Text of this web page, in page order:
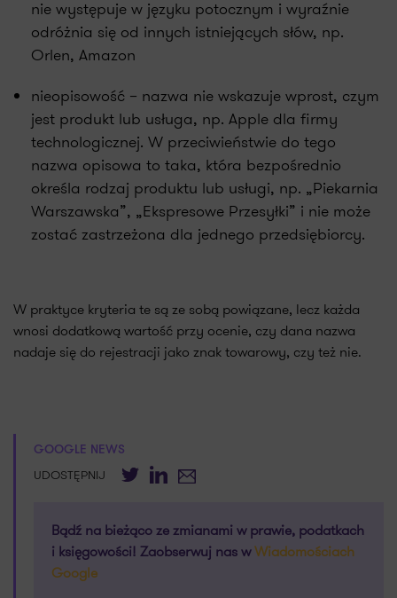
nie występuje w języku potocznym i wyraźnie
odróżnia się od innych istniejących słów, np.
Orlen, Amazon
nieopisowość – nazwa nie wskazuje wprost, czym
jest produkt lub usługa, np. Apple dla firmy
technologicznej. W przeciwieństwie do tego
nazwa opisowa to taka, która bezpośrednio
określa rodzaj produktu lub usługi, np. „Piekarnia
Warszawska”, „Ekspresowe Przesyłki” i nie może
zostać zastrzeżona dla jednego przedsiębiorcy.
W praktyce kryteria te są ze sobą powiązane, lecz każda
wnosi dodatkową wartość przy ocenie, czy dana nazwa
nadaje się do rejestracji jako znak towarowy, czy też nie.
GOOGLE NEWS
UDOSTĘPNIJ TwitterLinkedIn
E-mail
Bądź na bieżąco ze zmianami w prawie, podatkach
i księgowości! Zaobserwuj nas wWiadomościach
Google